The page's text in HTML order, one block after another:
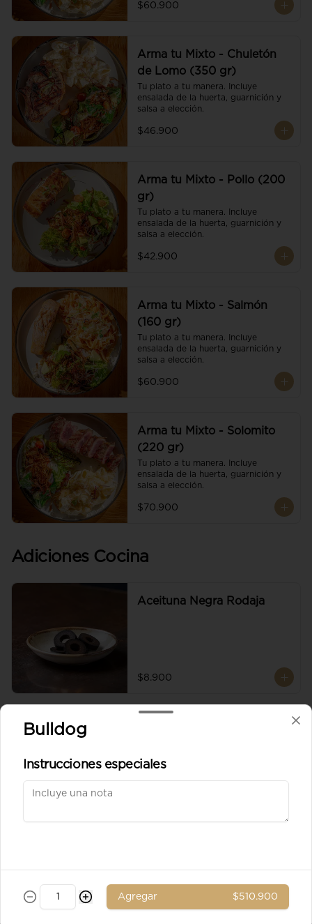
$60.900
Arma tu Mixto - Chuletón
de Lomo (350 gr)
Tu plato a tu manera. Incluye
ensalada de la huerta, guarnición y
salsa a elección.
$46.900
Arma tu Mixto - Pollo (200
gr)
Tu plato a tu manera. Incluye
ensalada de la huerta, guarnición y
salsa a elección.
$42.900
Arma tu Mixto - Salmón
(160 gr)
Tu plato a tu manera. Incluye
ensalada de la huerta, guarnición y
salsa a elección.
$60.900
Arma tu Mixto - Solomito
(220 gr)
Tu plato a tu manera. Incluye
ensalada de la huerta, guarnición y
salsa a elección.
$70.900
Adiciones Cocina
Aceituna Negra Rodaja
$8.900
Bulldog
Instrucciones especiales
Agregar $510.900